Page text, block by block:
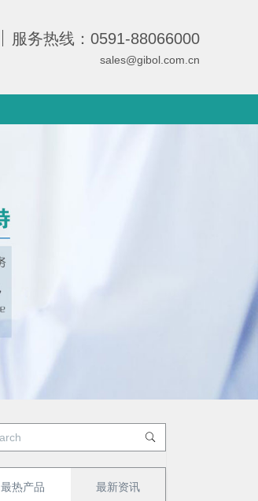
服务热线：0591-88066000
sales@gibol.com.cn
最热产品 最新资讯